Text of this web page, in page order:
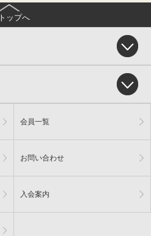
トップへ
会員一覧
お問い合わせ
入会案内